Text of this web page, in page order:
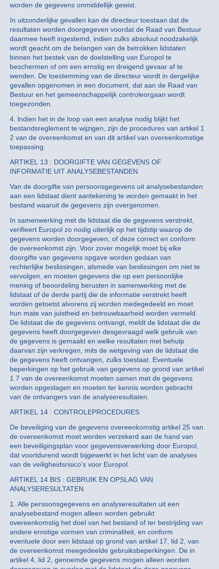
worden de gegevens onmiddellijk gewist.
In uitzonderlijke gevallen kan de directeur toestaan dat de
resultaten worden doorgegeven voordat de Raad van Bestuur
daarmee heeft ingestemd, indien zulks absoluut noodzakelijk
wordt geacht om de belangen van de betrokken lidstaten
binnen het bestek van de doelstelling van Europol te
beschermen of om een ernstig en dreigend gevaar af te
wenden. De toestemming van de directeur wordt in dergelijke
gevallen opgenomen in een document, dat aan de Raad van
Bestuur en het gemeenschappelijk controleorgaan wordt
toegezonden.
4. lndien het in de loop van een analyse nodig blijkt het
bestandsreglement te wijzigen, zijn de procedures van artikel 1
2 van de overeenkomst en van dit artikel van overeenkomstige
toepassing.
ARTIKEL 13 : DOORGIFTE VAN GEGEVENS OF
INFORMATIE UIT ANALYSEBESTANDEN
Van de doorgifte van persoonsgegevens uit analysebestanden
aan een lidstaat dient aantekening te worden gemaakt in het
bestand waaruit de gegevens zijn overgenomen.
In samenwerking met de lidstaat die de gegevens verstrekt,
verifieert Europol zo nodig uiterlijk op het tijdstip waarop de
gegevens worden doorgegeven, of deze correct en conform
de overeenkomst zijn. Voor zover mogelijk moet bij elke
doorgifte van gegevens opgave worden gedaan van
rechterlijke beslissingen, alsmede van beslissingen om niet te
vervolgen, en moeten gegevens die op een persoonlijke
mening of beoordeling berusten in samenwerking met de
lidstaat of de derde partij die de informatie verstrekt heeft
worden getoetst alvorens zij worden medegedeeld en moet
hun mate van juistheid en betrouwbaarheid worden vermeld.
De lidstaat die de gegevens ontvangt, meldt de lidstaat die de
gegevens heeft doorgegeven desgevraagd welk gebruik van
de gegevens is gemaakt en welke resultaten met behulp
daarvan zijn verkregen, mits de wetgeving van de lidstaat die
de gegevens heeft ontvangen, zulks toestaat. Eventuele
beperkingen op het gebruik van gegevens op grond van artikel
1 7 van de overeenkomst moeten samen met de gegevens
worden opgeslagen en moeten ter kennis worden gebracht
van de ontvangers van de analyseresultaten.
ARTIKEL 14 : CONTROLEPROCEDURES
De beveiliging van de gegevens overeenkomstig artikel 25 van
de overeenkomst moet worden verzekerd aan de hand van
een beveiligingsplan voor gegevensverwerking door Europol,
dat voortdurend wordt bijgewerkt in het licht van de analyses
van de veiligheidsrisico’s voor Europol.
ARTIKEL 14 BIS : GEBRUIK EN OPSLAG VAN
ANALYSERESULTATEN
1. Alle persoonsgegevens en analyseresultaten uit een
analysebestand mogen alleen worden gebruikt
overeenkomstig het doel van het bestand of ter bestrijding van
andere ernstige vormen van criminaliteit, en conform
eventuele door een lidstaat op grond van artikel 17, lid 2, van
de overeenkomst meegedeelde gebruiksbeperkingen. De in
artikel 4, lid 2, genoemde gegevens mogen alleen worden